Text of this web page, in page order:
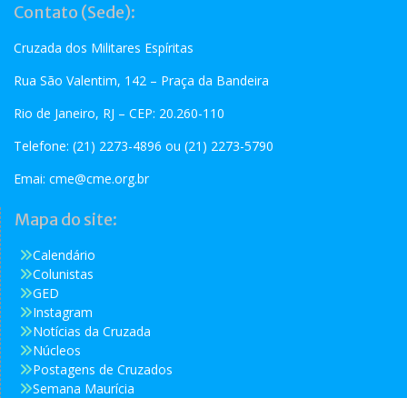
Contato (Sede):
Cruzada dos Militares Espíritas
Rua São Valentim, 142 – Praça da Bandeira
Rio de Janeiro, RJ – CEP: 20.260-110
Telefone: (21) 2273-4896 ou (21) 2273-5790
Emai: cme@cme.org.br
Mapa do site:
Calendário
Colunistas
GED
Instagram
Notícias da Cruzada
Núcleos
Postagens de Cruzados
Semana Maurícia